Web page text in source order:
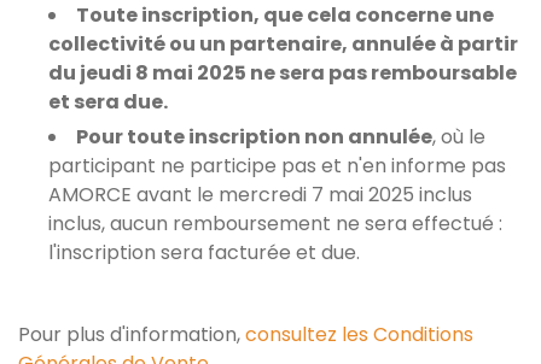
Toute inscription, que cela concerne une
collectivité ou un partenaire, annulée à partir
du jeudi 8 mai 2025 ne sera pas remboursable
et sera due.
Pour toute inscription non annulée, où le
participant ne participe pas et n'en informe pas
AMORCE avant le mercredi 7 mai 2025 inclus
inclus, aucun remboursement ne sera effectué :
l'inscription sera facturée et due.
Pour plus d'information,consultez les Conditions